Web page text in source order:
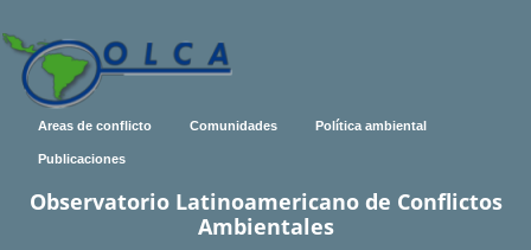
Areas de conflicto Comunidades Política ambiental
Publicaciones
Observatorio Latinoamericano de Conflictos
Ambientales